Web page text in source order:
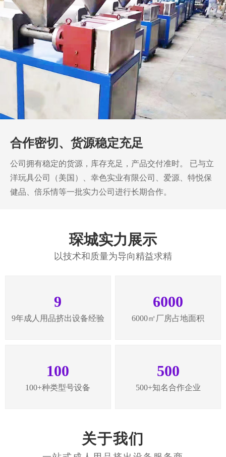
合作密切、货源稳定充足
公司拥有稳定的货源，库存充足，产品交付准时。
已与立
洋玩具公司（美国）、幸色实业有限公司、爱源、特悦保
健品、倍乐情等一批实力公司进行长期合作。
琛城实力展示
以技术和质量为导向精益求精
9
9年成人用品挤出设备经验
6000
6000㎡厂房占地面积
100
100+种类型号设备
500
500+知名合作企业
关于我们